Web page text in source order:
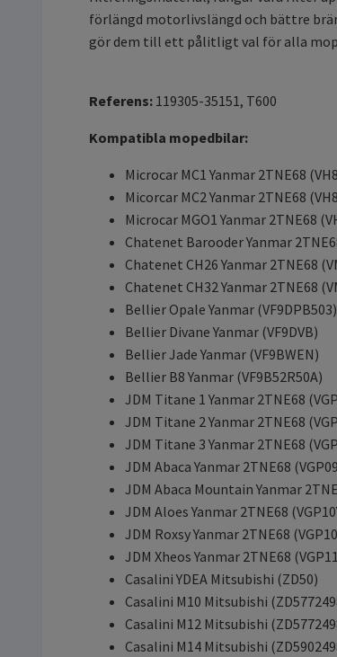
förlängd motorlivslängd och bättre
gör dem till ett pålitligt val för alla
Referens: 119305-35151, T600
Kompatibla mopedbilar:
Microcar MC1 Yanmar 2TNE68
Micorcar MC2 Yanmar 2TNE68
Microcar MGO1 Yanmar 2TNE68
Chatenet Barooder Yanmar
Chatenet CH26 Yanmar 2TNE68
Chatenet CH32 Yanmar 2TNE68
Bellier Opale Yanmar (VF9DPB503)
Bellier Divane Yanmar (VF9DVB)
Bellier Jade Yanmar (VF9BWEN)
Bellier B8 Yanmar (VF9B52R50A)
JDM Titane 1 Yanmar 2TNE68
JDM Titane 2 Yanmar 2TNE68
JDM Titane 3 Yanmar 2TNE68
JDM Abaca Yanmar 2TNE68
JDM Abaca Mountain Yanmar
JDM Aloes Yanmar 2TNE68
JDM Roxsy Yanmar 2TNE68
JDM Xheos Yanmar 2TNE68
Casalini YDEA Mitsubishi (ZD50)
Casalini M10 Mitsubishi
Casalini M12 Mitsubishi
Casalini M14 Mitsubishi